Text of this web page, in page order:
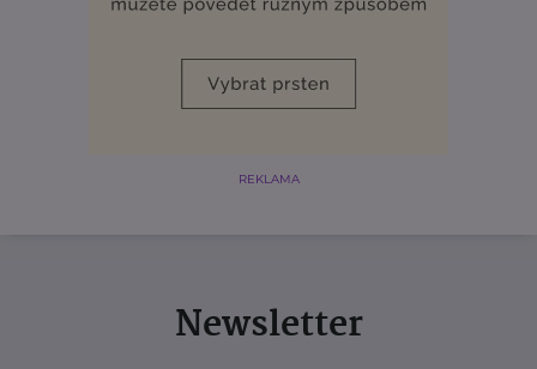
REKLAMA
Newsletter